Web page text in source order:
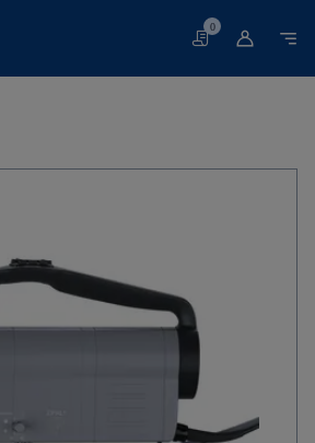
Корзина
0